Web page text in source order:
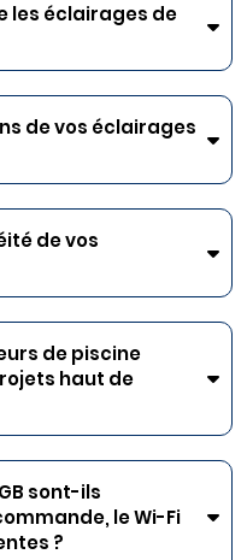
les éclairages de
de vos éclairages
de vos
de piscine
haut de
sont-ils
le Wi-Fi
?